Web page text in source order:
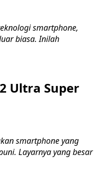
smartphone,
biasa. Inilah
Ultra Super
smartphone yang
Layarnya yang besar